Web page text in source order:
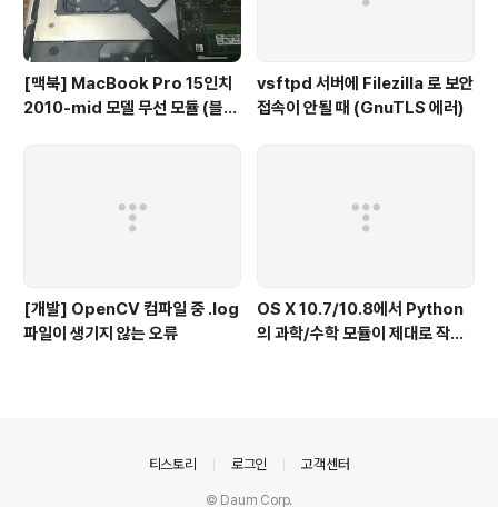
[맥북] MacBook Pro 15인치
2010-mid 모델 무선 모듈 (블루
vsftpd 서버에 Filezilla 로 보안
접속이 안될 때 (GnuTLS 에러)
[개발] OpenCV 컴파일 중 .log
파일이 생기지 않는 오류
OS X 10.7/10.8에서 Python
의 과학/수학 모듈이 제대로 작동
티스토리 로그인 고객센터
© Daum Corp.